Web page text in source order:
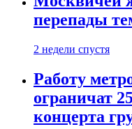
перепады
2 недели спустя
Работу
ограничат
концерта